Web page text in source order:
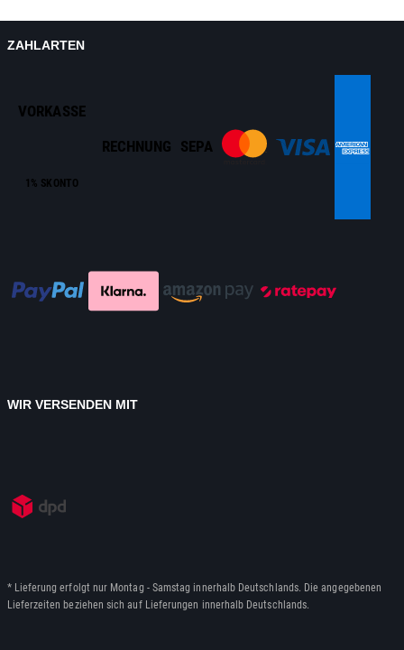
ZAHLARTEN
VORKASSE
1% SKONTO
RECHNUNG SEPA
WIR VERSENDEN MIT
* Lieferung erfolgt nur Montag - Samstag innerhalb Deutschlands. Die angegebenen
Lieferzeiten beziehen sich auf Lieferungen innerhalb Deutschlands.